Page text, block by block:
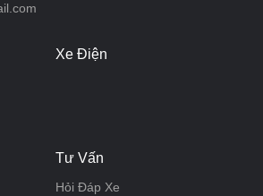
Xe Điện
Tư Vấn
Hỏi Đáp Xe